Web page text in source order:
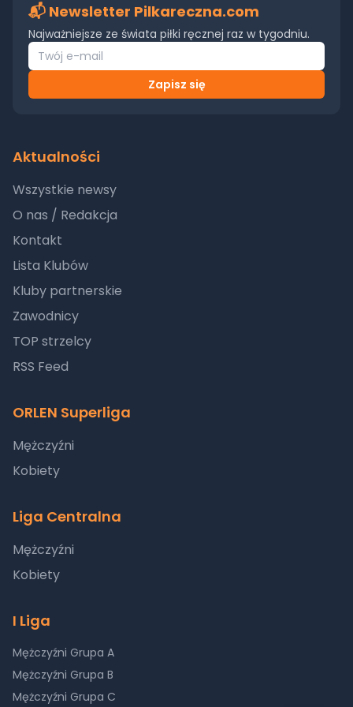
📬 Newsletter Pilkareczna.com
Najważniejsze ze świata piłki ręcznej raz w tygodniu.
Zapisz się
Aktualności
Wszystkie newsy
O nas / Redakcja
Kontakt
Lista Klubów
Kluby partnerskie
Zawodnicy
TOP strzelcy
RSS Feed
ORLEN Superliga
Mężczyźni
Kobiety
Liga Centralna
Mężczyźni
Kobiety
I Liga
Mężczyźni Grupa A
Mężczyźni Grupa B
Mężczyźni Grupa C